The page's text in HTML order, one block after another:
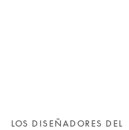
LOS DISEÑADORES DEL